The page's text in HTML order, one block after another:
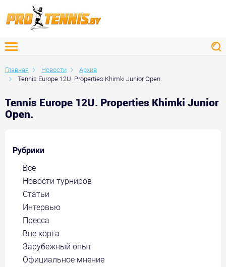
Главная Новости
Архив
Tennis Europe 12U. Properties Khimki Junior Open.
Tennis Europe 12U. Properties Khimki Junior
Open.
Рубрики
Все
Новости турниров
Статьи
Интервью
Пресса
Вне корта
Зарубежный опыт
Официальное мнение